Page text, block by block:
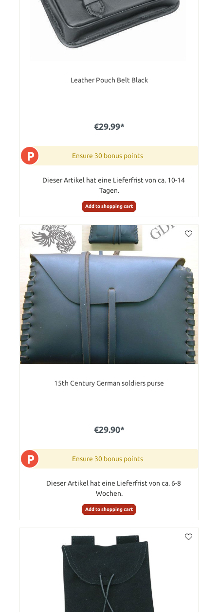
Leather Pouch Belt Black
€29.99*
P Ensure 30 bonus points
Dieser Artikel hat eine Lieferfrist von ca. 10-14
Tagen.
Add to shopping cart
15th Century German soldiers purse
€29.90*
P Ensure 30 bonus points
Dieser Artikel hat eine Lieferfrist von ca. 6-8
Wochen.
Add to shopping cart